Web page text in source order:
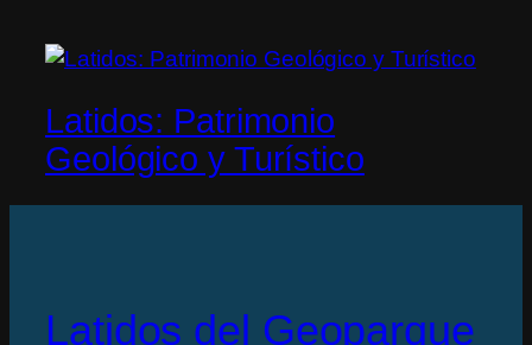
Latidos: Patrimonio
Geológico y Turístico
Latidos del Geoparque